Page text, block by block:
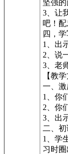
坚强的
3、让
吧！
四，学
1、出
2、说
3、老
【教
一、激
1、你
2、你
3、出
二、初
1、学
习时圈